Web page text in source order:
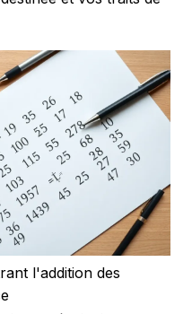
l'addition des